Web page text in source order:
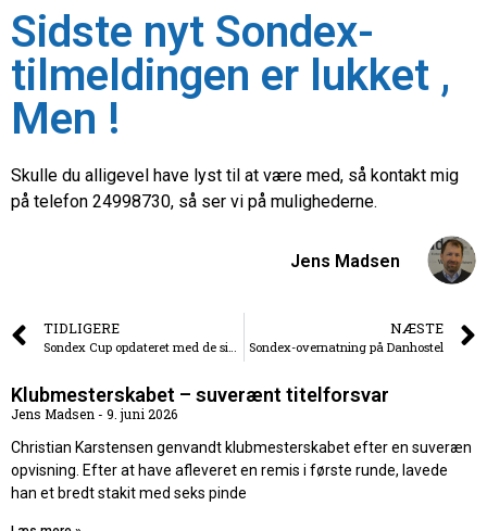
Sidste nyt Sondex-
tilmeldingen er lukket ,
Men !
Skulle du alligevel have lyst til at være med, så kontakt mig
på telefon 24998730, så ser vi på mulighederne.
Jens Madsen
TIDLIGERE
Sondex Cup opdateret med de sidste nye ratingtal efter Dm stævnet.
NÆSTE
Sondex-overnatning på Danhostel
Klubmesterskabet – suverænt titelforsvar
Jens Madsen
9. juni 2026
Christian Karstensen genvandt klubmesterskabet efter en suveræn
opvisning. Efter at have afleveret en remis i første runde, lavede
han et bredt stakit med seks pinde